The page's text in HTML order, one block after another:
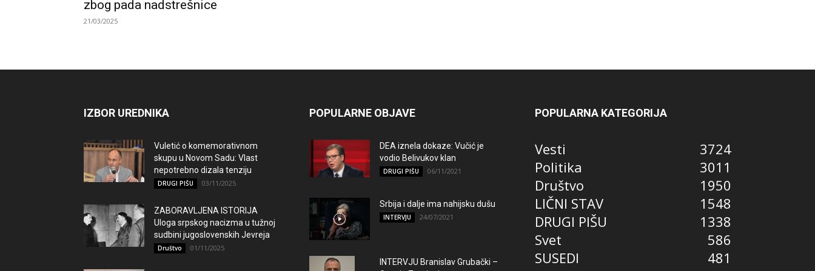
zbog pada nadstrešnice
21/03/2025
IZBOR UREDNIKA
Vuletić o komemorativnom
skupu u Novom Sadu: Vlast
nepotrebno dizala tenziju
DRUGI PIŠU 03/11/2025
ZABORAVLJENA ISTORIJA
Uloga srpskog nacizma u tužnoj
sudbini jugoslovenskih Jevreja
Društvo 01/11/2025
POPULARNE OBJAVE
DEA iznela dokaze: Vučić je
vodio Belivukov klan
DRUGI PIŠU 06/11/2021
Srbija i dalje ima nahijsku dušu
INTERVJU 24/07/2021
INTERVJU Branislav Grubački –
POPULARNA KATEGORIJA
Vesti
3724
Politika
3011
Društvo
1950
LIČNI STAV
1548
DRUGI PIŠU
1338
Svet
586
SUSEDI
481